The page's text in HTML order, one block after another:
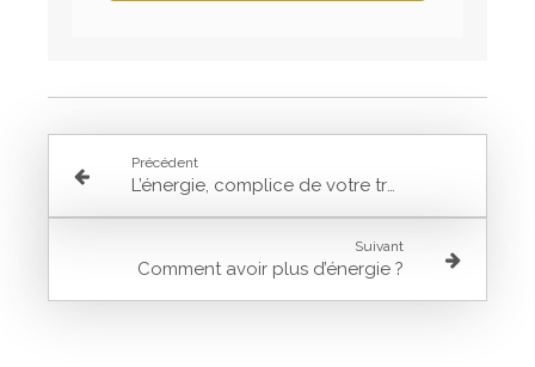
Précédent
L’énergie, complice de votre transformation
Suivant
Comment avoir plus d’énergie ?